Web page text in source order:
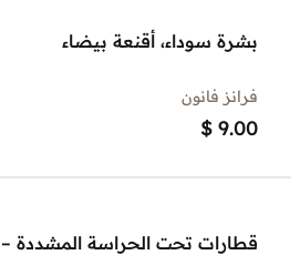
بشرة سوداء، أقنعة بيضاء
فرانز فانون
$ 9.00
قطارات تحت الحراسة المشددة – 4 – سلسلة روايات من العالم